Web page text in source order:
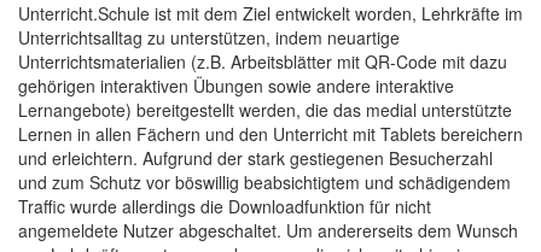
Unterricht.Schule ist mit dem Ziel entwickelt worden, Lehrkräfte im
Unterrichtsalltag zu unterstützen, indem neuartige
Unterrichtsmaterialien (z.B. Arbeitsblätter mit QR-Code mit dazu
gehörigen interaktiven Übungen sowie andere interaktive
Lernangebote) bereitgestellt werden, die das medial unterstützte
Lernen in allen Fächern und den Unterricht mit Tablets bereichern
und erleichtern. Aufgrund der stark gestiegenen Besucherzahl
und zum Schutz vor böswillig beabsichtigtem und schädigendem
Traffic wurde allerdings die Downloadfunktion für nicht
angemeldete Nutzer abgeschaltet. Um andererseits dem Wunsch